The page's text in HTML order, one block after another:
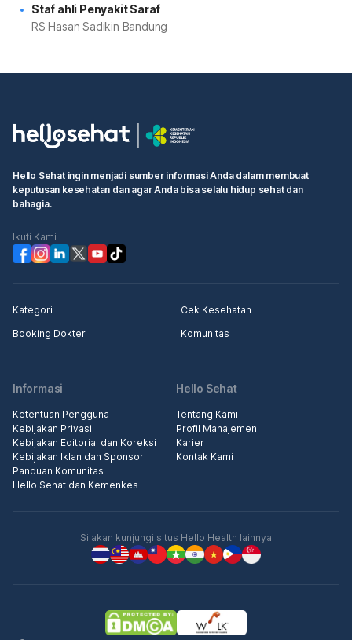
Staf ahli Penyakit Saraf
RS Hasan Sadikin Bandung
Hello Sehat ingin menjadi sumber informasi Anda dalam membuat
keputusan kesehatan dan agar Anda bisa selalu hidup sehat dan
bahagia.
Ikuti Kami
Kategori
Cek Kesehatan
Booking Dokter
Komunitas
Informasi
Ketentuan Pengguna
Kebijakan Privasi
Kebijakan Editorial dan Koreksi
Kebijakan Iklan dan Sponsor
Panduan Komunitas
Hello Sehat dan Kemenkes
Hello Sehat
Tentang Kami
Profil Manajemen
Karier
Kontak Kami
Silakan kunjungi situs Hello Health lainnya